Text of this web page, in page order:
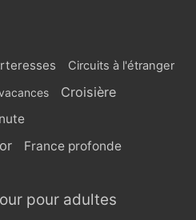
Circuits à l'étranger
Croisière
France profonde
pour adultes